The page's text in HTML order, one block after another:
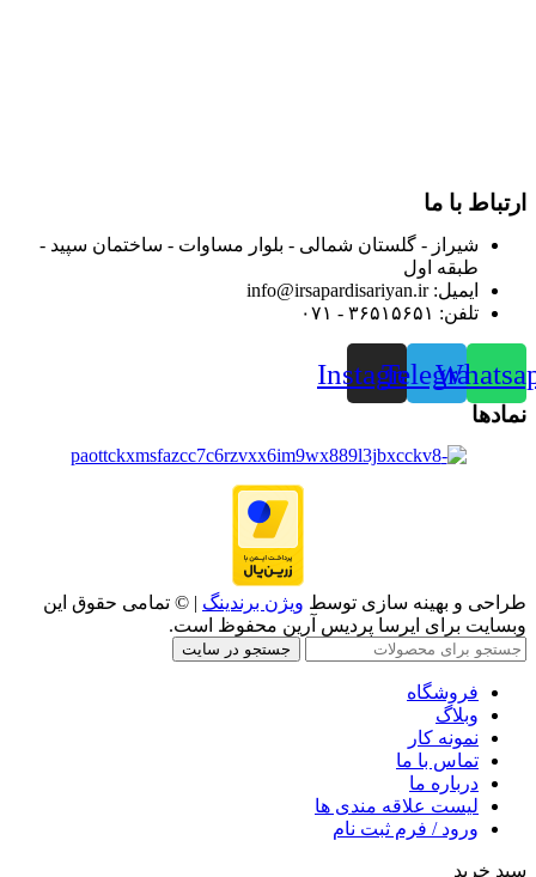
ارتباط با ما
شیراز - گلستان شمالی - بلوار مساوات - ساختمان سپید -
طبقه اول
ایمیل: info@irsapardisariyan.ir
تلفن: ۳۶۵۱۵۶۵۱ - ۰۷۱
Telegram
Instagram
نمادها
طراحی و بهینه سازی توسط ویژن برندینگ | © تمامی حقوق این
وبسایت برای ایرسا پردیس آرین محفوظ است.
جستجو در سایت
فروشگاه
وبلاگ
نمونه کار
تماس با ما
درباره ما
لیست علاقه مندی ها
ورود / فرم ثبت نام
سبد خرید